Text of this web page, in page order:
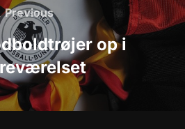
Previous
Previous
op i